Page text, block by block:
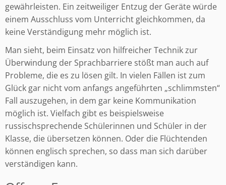
gewährleisten. Ein zeitweiliger Entzug der Geräte würde
einem Ausschluss vom Unterricht gleichkommen, da
keine Verständigung mehr möglich ist.
Man sieht, beim Einsatz von hilfreicher Technik zur
Überwindung der Sprachbarriere stößt man auch auf
Probleme, die es zu lösen gilt. In vielen Fällen ist zum
Glück gar nicht vom anfangs angeführten „schlimmsten“
Fall auszugehen, in dem gar keine Kommunikation
möglich ist. Vielfach gibt es beispielsweise
russischsprechende Schülerinnen und Schüler in der
Klasse, die übersetzen können. Oder die Flüchtenden
können englisch sprechen, so dass man sich darüber
verständigen kann.